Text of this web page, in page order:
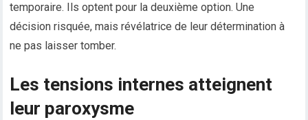
temporaire. Ils optent pour la deuxième option. Une
décision risquée, mais révélatrice de leur détermination à
ne pas laisser tomber.
Les tensions internes atteignent
leur paroxysme